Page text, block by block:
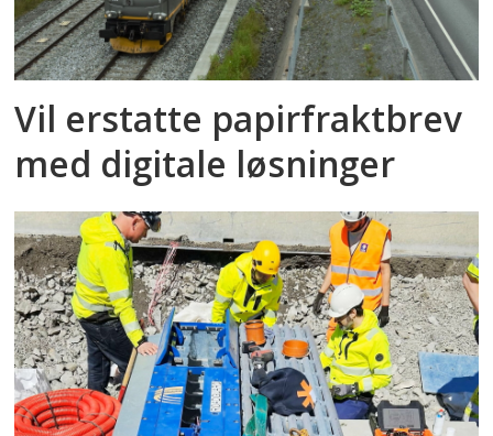
Vil erstatte papirfraktbrev
med digitale løsninger